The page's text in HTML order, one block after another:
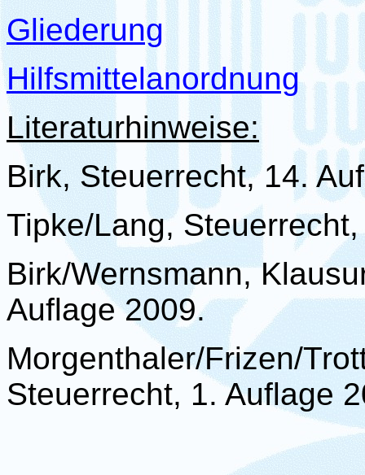
Gliederung
Hilfsmittelanordnung
Literaturhinweise:
Birk, Steuerrecht, 14.
Tipke/Lang,
Birk/Wernsmann,
Auflage 2009.
Morgenthaler/Frizen/
Steuerrecht, 1. Auflage